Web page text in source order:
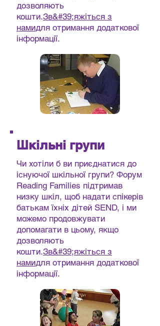
дозволяють
кошти.Зв&#39;яжіться з
намидля отримання додаткової
інформації.
Шкільні групи
Чи хотіли б ви приєднатися до
існуючої шкільної групи? Форум
Reading Families підтримав
низку шкіл, щоб надати спікерів
батькам їхніх дітей SEND, і ми
можемо продовжувати
допомагати в цьому, якщо
дозволяють
кошти.Зв&#39;яжіться з
намидля отримання додаткової
інформації.